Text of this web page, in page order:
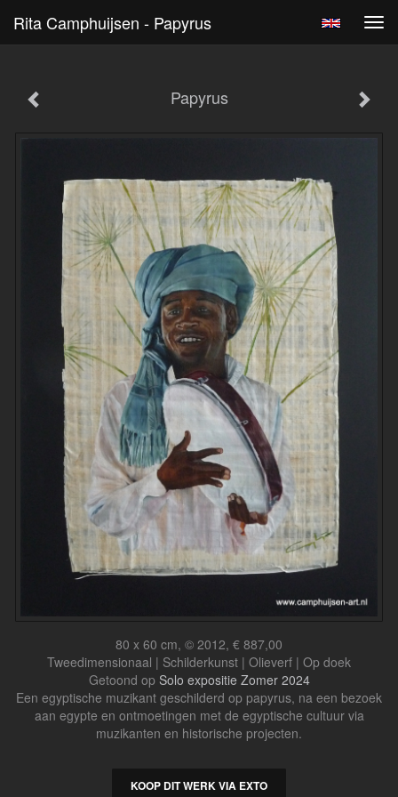
Rita Camphuijsen - Papyrus
Papyrus
80 x 60 cm, © 2012, € 887,00
Tweedimensionaal | Schilderkunst | Olieverf | Op doek
Getoond op Solo expositie Zomer 2024
Een egyptische muzikant geschilderd op papyrus, na een bezoek
aan egypte en ontmoetingen met de egyptische cultuur via
muzikanten en historische projecten.
KOOP DIT WERK VIA EXTO